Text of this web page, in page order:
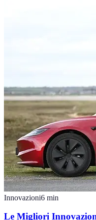
Innovazioni6 min
Le Migliori